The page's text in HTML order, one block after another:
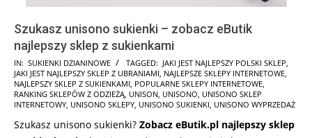
Szukasz unisono sukienki – zobacz eButik
najlepszy sklep z sukienkami
2025-
08-
20
IN: SUKIENKI DZIANINOWE TAGGED: JAKI JEST NAJLEPSZY POLSKI SKLEP,
JAKI JEST NAJLEPSZY SKLEP Z UBRANIAMI, NAJLEPSZE SKLEPY INTERNETOWE,
NAJLEPSZY SKLEP Z SUKIENKAMI, POPULARNE SKLEPY INTERNETOWE,
RANKING SKLEPÓW Z ODZIEŻĄ, UNISON, UNISONO, UNISONO SKLEP
INTERNETOWY, UNISONO SKLEPY, UNISONO SUKIENKI, UNISONO WYPRZEDAŻ
Szukasz unisono sukienki? Zobacz eButik.pl najlepszy sklep